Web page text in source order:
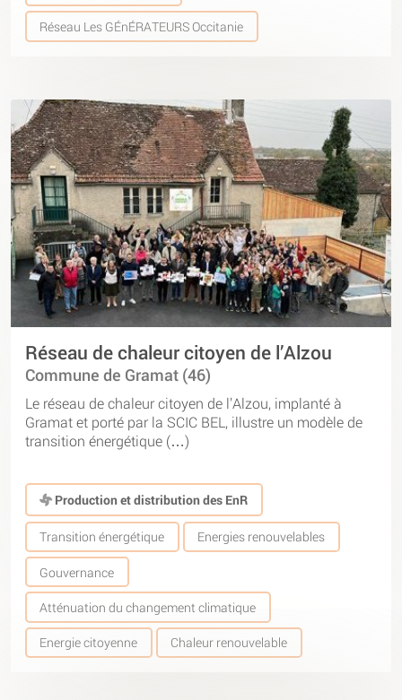
Réseau Les GÉnÉRATEURS Occitanie
Réseau de chaleur citoyen de l’Alzou
Commune de Gramat (46)
Le réseau de chaleur citoyen de l’Alzou, implanté à
Gramat et porté par la SCIC BEL, illustre un modèle de
transition énergétique (…)
Production et distribution des EnR
Transition énergétique Energies renouvelables
Gouvernance
Atténuation du changement climatique
Energie citoyenne Chaleur renouvelable